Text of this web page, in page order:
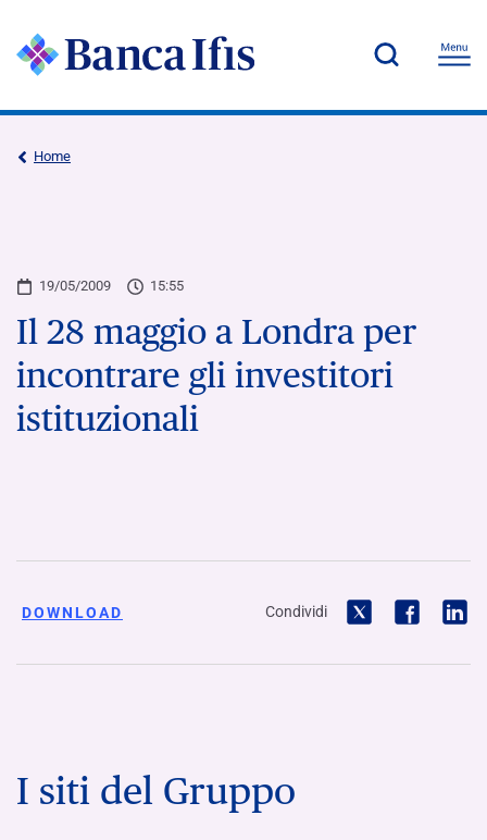
Home
19/05/2009 15:55
Il 28 maggio a Londra per
incontrare gli investitori
istituzionali
DOWNLOAD Condividi
I siti del Gruppo